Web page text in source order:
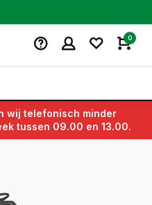
0
wij telefonisch minder
tussen 09.00 en 13.00.